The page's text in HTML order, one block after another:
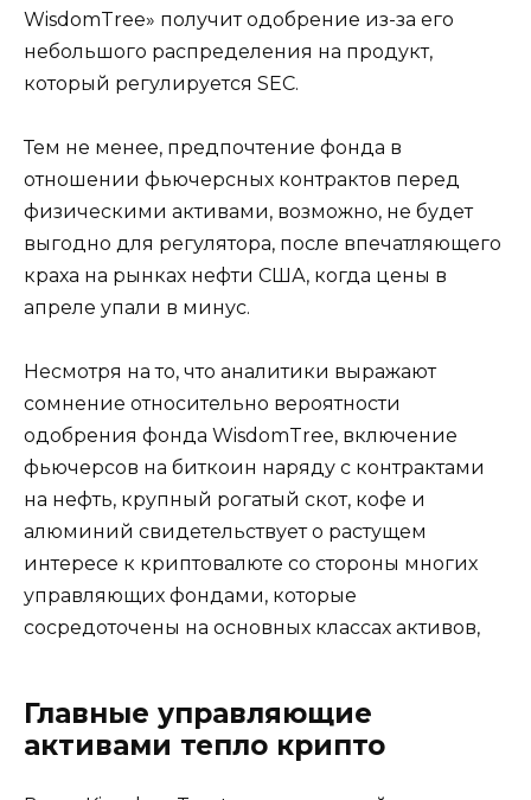
WisdomTree» получит одобрение из-за его
небольшого распределения на продукт,
который регулируется SEC.
Тем не менее, предпочтение фонда в
отношении фьючерсных контрактов перед
физическими активами, возможно, не будет
выгодно для регулятора, после впечатляющего
краха на рынках нефти США, когда цены в
апреле упали в минус.
Несмотря на то, что аналитики выражают
сомнение относительно вероятности
одобрения фонда WisdomTree, включение
фьючерсов на биткоин наряду с контрактами
на нефть, крупный рогатый скот, кофе и
алюминий свидетельствует о растущем
интересе к криптовалюте со стороны многих
управляющих фондами, которые
сосредоточены на основных классах активов,
Главные управляющие
активами тепло крипто